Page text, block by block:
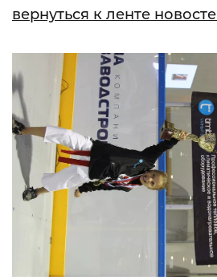
вернуться к ленте